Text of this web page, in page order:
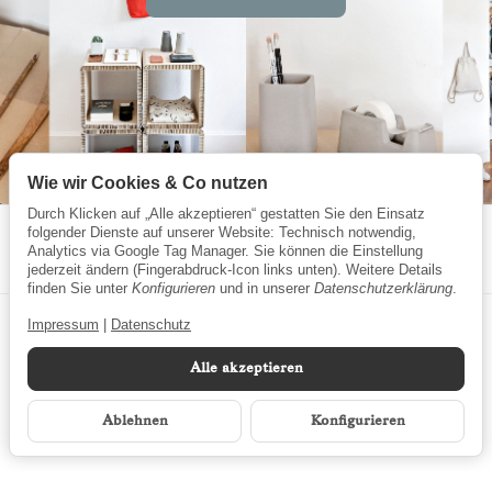
Alle Preise inkl. gesetzlicher MwSt.
Wie wir Cookies & Co nutzen
Durch Klicken auf „Alle akzeptieren“ gestatten Sie den Einsatz
folgender Dienste auf unserer Website: Technisch notwendig,
Analytics via Google Tag Manager. Sie können die Einstellung
jederzeit ändern (Fingerabdruck-Icon links unten). Weitere Details
finden Sie unter Konfigurieren und in unserer Datenschutzerklärung.
Impressum Datenschutz
Alle akzeptieren
Ablehnen Konfigurieren